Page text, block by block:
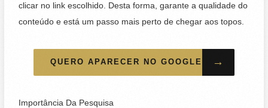
clicar no link escolhido. Desta forma, garante a qualidade do
conteúdo e está um passo mais perto de chegar aos topos.
QUERO APARECER NO GOOGLE →
Importância Da Pesquisa